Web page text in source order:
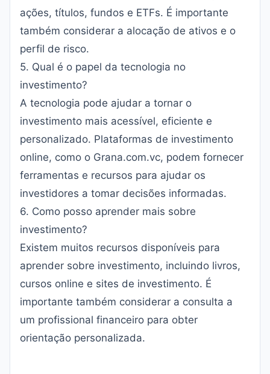
ações, títulos, fundos e ETFs. É importante
também considerar a alocação de ativos e o
perfil de risco.
5. Qual é o papel da tecnologia no
investimento?
A tecnologia pode ajudar a tornar o
investimento mais acessível, eficiente e
personalizado. Plataformas de investimento
online, como o Grana.com.vc, podem fornecer
ferramentas e recursos para ajudar os
investidores a tomar decisões informadas.
6. Como posso aprender mais sobre
investimento?
Existem muitos recursos disponíveis para
aprender sobre investimento, incluindo livros,
cursos online e sites de investimento. É
importante também considerar a consulta a
um profissional financeiro para obter
orientação personalizada.